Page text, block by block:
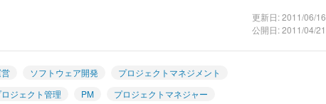
更新日: 2011/06/16
公開日: 2011/04/21
ソフトウェア開発
プロジェクトマネジメント
ロジェクト管理 PM プロジェクトマネジャー